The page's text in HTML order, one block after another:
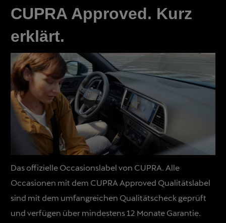
CUPRA Approved. Kurz
erklärt.
Das offizielle Occasionslabel von CUPRA. Alle
Occasionen mit dem CUPRA Approved Qualitätslabel
sind mit dem umfangreichen Qualitätscheck geprüft
und verfügen über mindestens 12 Monate Garantie.